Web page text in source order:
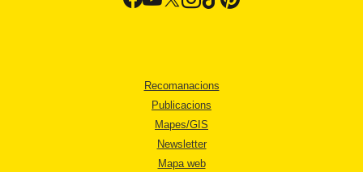
Recomanacions
Publicacions
Mapes/GIS
Newsletter
Mapa web